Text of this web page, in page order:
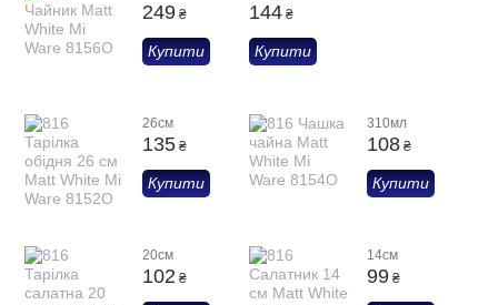
249 ₴
Купити
144 ₴
Купити
26см
135 ₴
Купити
310мл
108 ₴
Купити
20см
102 ₴
14см
99 ₴